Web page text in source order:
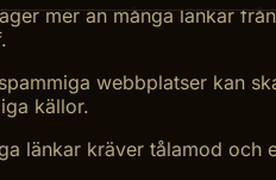
mer än många länkar
webbplatser kan
källor.
länkar kräver tålamod och